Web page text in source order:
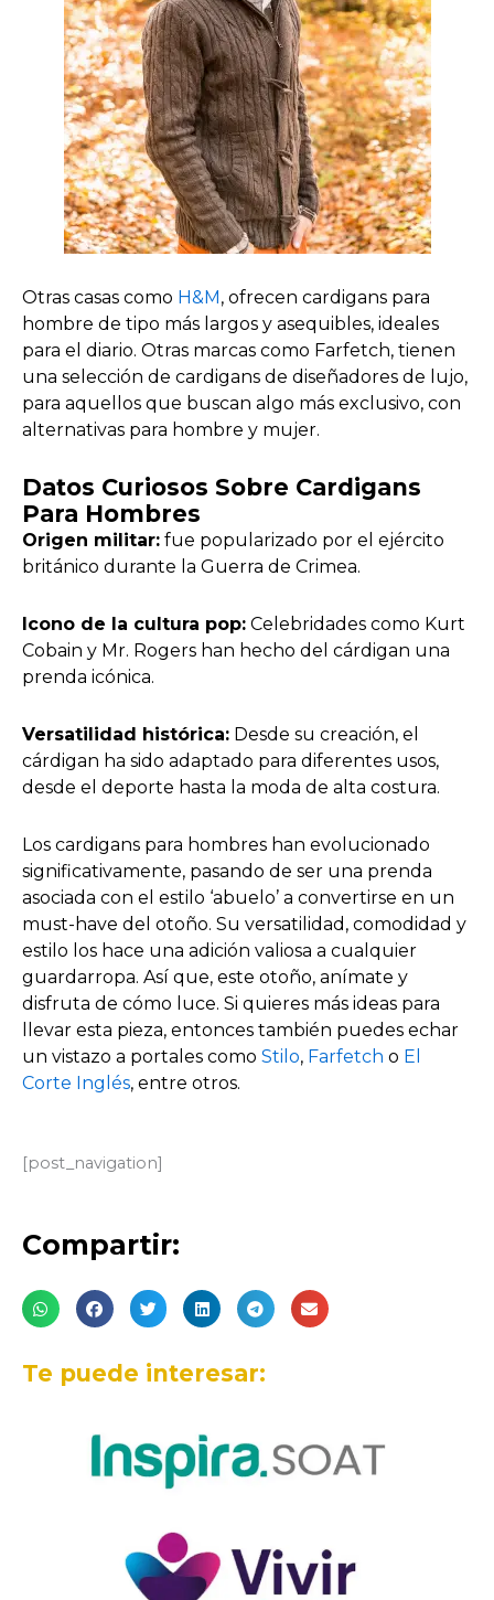
Otras casas como H&M , ofrecen cardigans para
hombre de tipo más largos y asequibles, ideales
para el diario. Otras marcas como Farfetch, tienen
una selección de cardigans de diseñadores de lujo,
para aquellos que buscan algo más exclusivo, con
alternativas para hombre y mujer.
Datos Curiosos Sobre Cardigans
Para Hombres
Origen militar: fue popularizado por el ejército
británico durante la Guerra de Crimea.
Icono de la cultura pop: Celebridades como Kurt
Cobain y Mr. Rogers han hecho del cárdigan una
prenda icónica.
Versatilidad histórica: Desde su creación, el
cárdigan ha sido adaptado para diferentes usos,
desde el deporte hasta la moda de alta costura.
Los cardigans para hombres han evolucionado
significativamente, pasando de ser una prenda
asociada con el estilo ‘abuelo’ a convertirse en un
must-have del otoño. Su versatilidad, comodidad y
estilo los hace una adición valiosa a cualquier
guardarropa. Así que, este otoño, anímate y
disfruta de cómo luce. Si quieres más ideas para
llevar esta pieza, entonces también puedes echar
un vistazo a portales como Stilo, Farfetch o El
Corte Inglés, entre otros.
[post_navigation]
Compartir:
Te puede interesar: